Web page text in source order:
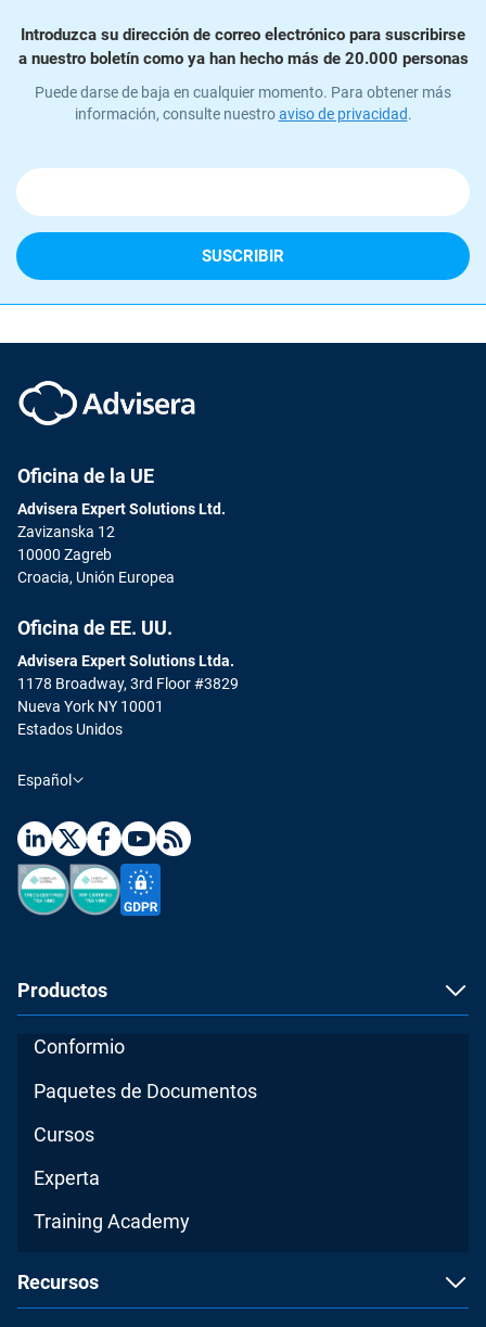
Introduzca su dirección de correo electrónico para suscribirse
a nuestro boletín como ya han hecho más de 20.000 personas
Puede darse de baja en cualquier momento. Para obtener más
información, consulte nuestroaviso de privacidad.
Oficina de la UE
Advisera Expert Solutions Ltd.
Zavizanska 12
10000 Zagreb
Croacia, Unión Europea
Oficina de EE. UU.
Advisera Expert Solutions Ltda.
1178 Broadway, 3rd Floor #3829
Nueva York NY 10001
Estados Unidos
Español
Productos
Conformio
Paquetes de Documentos
Cursos
Experta
Training Academy
Recursos